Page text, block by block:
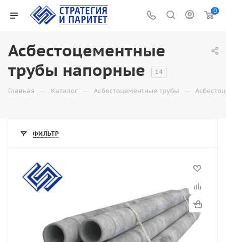
0
Асбестоцементные
трубы напорные
14
Главная — Каталог — Асбестоцементные трубы —
ФИЛЬТР